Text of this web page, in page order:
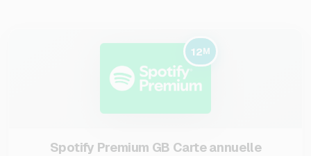
12M
Spotify Premium GB Carte annuelle